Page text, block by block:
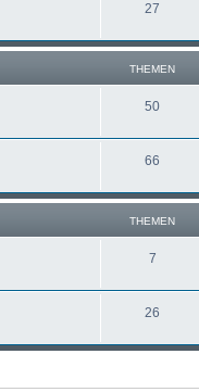
27
THEMEN
50
66
THEMEN
7
26